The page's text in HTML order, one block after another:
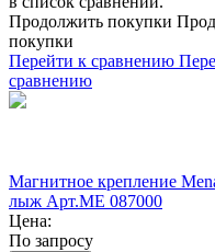
Продолжить покупки
покупки
Перейти к сравнению
сравнению
Магнитное крепление
лыж Арт.ME 087000
Цена:
По запросу